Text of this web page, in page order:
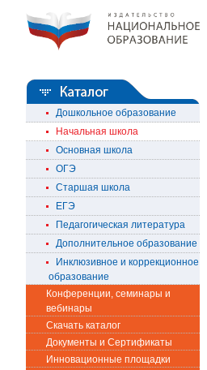
Дошкольное образование
Начальная школа
Основная школа
ОГЭ
Старшая школа
ЕГЭ
Педагогическая литература
Дополнительное образование
Инклюзивное и коррекционное
образование
Конференции, семинары и
вебинары
Скачать каталог
Документы и Сертификаты
Инновационные площадки